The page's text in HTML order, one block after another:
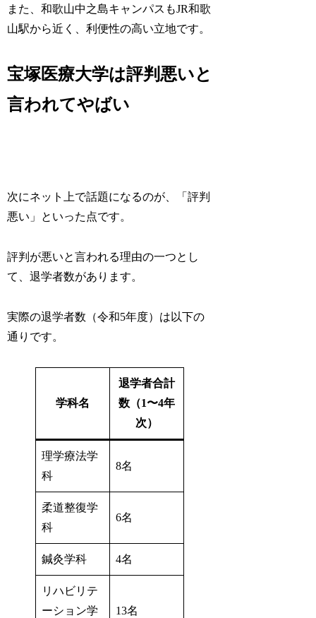
また、和歌山中之島キャンパスもJR和歌
山駅から近く、利便性の高い立地です。
宝塚医療大学は評判悪いと
言われてやばい
次にネット上で話題になるのが、「評判
悪い」といった点です。
評判が悪いと言われる理由の一つとし
て、退学者数があります。
実際の退学者数（令和5年度）は以下の
通りです。
学科名
退学者合計
数（1〜4年
次）
理学療法学
科
8名
柔道整復学
科
6名
鍼灸学科 4名
リハビリテ
ーション学
13名